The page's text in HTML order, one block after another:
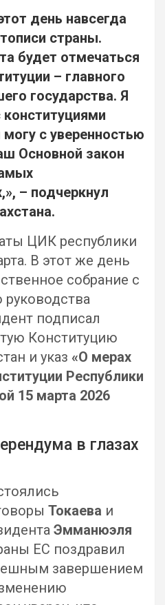
день навсегда
страны.
будет отмечаться
– главного
государства. Я
могу с уверенностью
Основной закон
– подчеркнул
ЦИК республики
В этот же день
собрание с
подписал
Конституцию
и указ «О мерах
Республики
15 марта 2026
в глазах
Токаева и
Эмманюэля
ЕС поздравил
завершением